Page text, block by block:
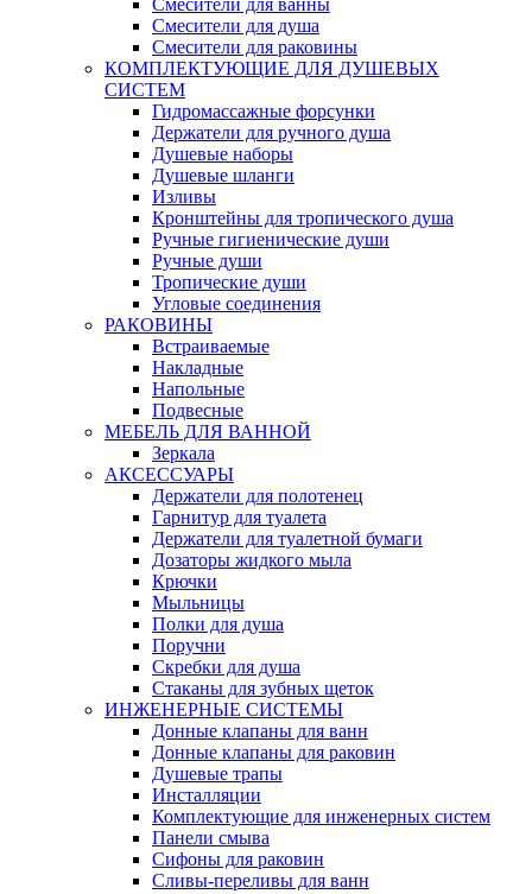
Смесители для ванны
Смесители для душа
Смесители для раковины
КОМПЛЕКТУЮЩИЕ ДЛЯ ДУШЕВЫХ
СИСТЕМ
Гидромассажные форсунки
Держатели для ручного душа
Душевые наборы
Душевые шланги
Изливы
Кронштейны для тропического душа
Ручные гигиенические души
Ручные души
Тропические души
Угловые соединения
РАКОВИНЫ
Встраиваемые
Накладные
Напольные
Подвесные
МЕБЕЛЬ ДЛЯ ВАННОЙ
Зеркала
АКСЕССУАРЫ
Держатели для полотенец
Гарнитур для туалета
Держатели для туалетной бумаги
Дозаторы жидкого мыла
Крючки
Мыльницы
Полки для душа
Поручни
Скребки для душа
Стаканы для зубных щеток
ИНЖЕНЕРНЫЕ СИСТЕМЫ
Донные клапаны для ванн
Донные клапаны для раковин
Душевые трапы
Инсталляции
Комплектующие для инженерных систем
Панели смыва
Сифоны для раковин
Сливы-переливы для ванн